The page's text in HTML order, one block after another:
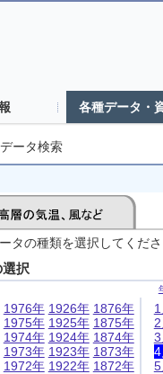
各種データ・
ータ検索
タの種類を選択してくだ
択
1976年
1975年
1974年
1973年
1972年
1926年
1925年
1924年
1923年
1922年
1876年
1875年
1874年
1873年
1872年